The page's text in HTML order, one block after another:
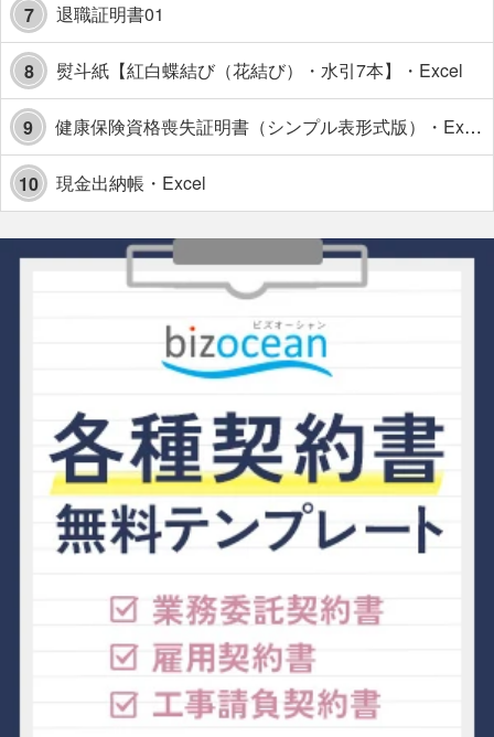
7 退職証明書01
8 熨斗紙【紅白蝶結び（花結び）・水引7本】・Excel
9 健康保険資格喪失証明書（シンプル表形式版）・Excel【見本付き】
10 現金出納帳・Excel